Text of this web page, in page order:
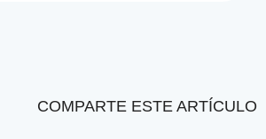
COMPARTE ESTE ARTÍCULO